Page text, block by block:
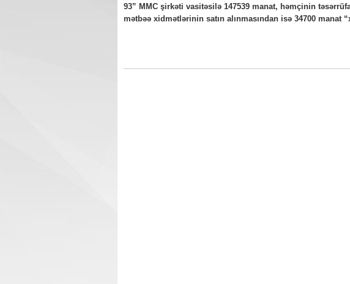
93” MMC şirkəti vasitəsilə 147539 manat, həmçinin
mətbəə xidmətlərinin satın alınmasından isə 34700 manat